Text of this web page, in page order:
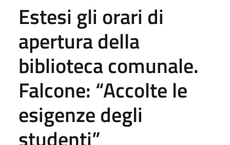
Estesi gli orari di
apertura della
biblioteca comunale.
Falcone: “Accolte le
esigenze degli